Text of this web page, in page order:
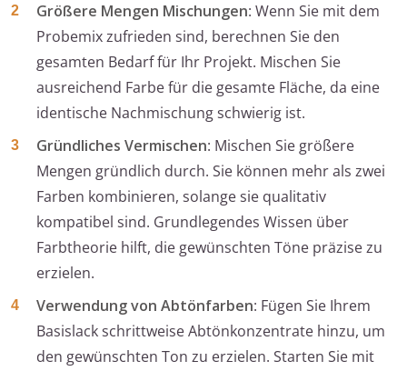
Größere Mengen Mischungen: Wenn Sie mit dem
Probemix zufrieden sind, berechnen Sie den
gesamten Bedarf für Ihr Projekt. Mischen Sie
ausreichend Farbe für die gesamte Fläche, da eine
identische Nachmischung schwierig ist.
Gründliches Vermischen: Mischen Sie größere
Mengen gründlich durch. Sie können mehr als zwei
Farben kombinieren, solange sie qualitativ
kompatibel sind. Grundlegendes Wissen über
Farbtheorie hilft, die gewünschten Töne präzise zu
erzielen.
Verwendung von Abtönfarben: Fügen Sie Ihrem
Basislack schrittweise Abtönkonzentrate hinzu, um
den gewünschten Ton zu erzielen. Starten Sie mit